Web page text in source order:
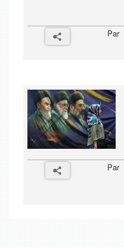
Par
Par